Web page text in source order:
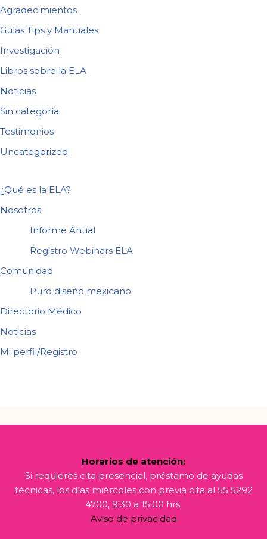
Agradecimientos
Guías Tips y Manuales
Investigación
Libros sobre la ELA
Noticias
Sin categoría
Testimonios
Uncategorized
¿Qué es la ELA?
Nosotros
Informe Anual
Registro Webinars ELA
Comunidad
Puro diseño mexicano
Directorio Médico
Noticias
Mi perfil/Registro
Horarios de atención:
Si requieres cita presencial, préstamo de ayudas
técnicas, los días miércoles con previa cita al 55 5292
4700, 9:30 a 15:00 hrs.
Aviso de privacidad